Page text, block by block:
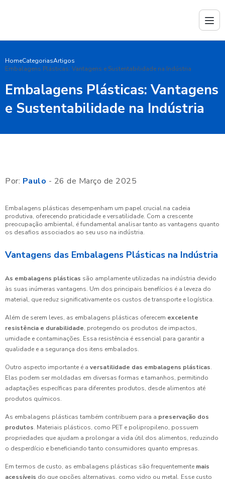
HomeCategoriasArtigos
Embalagens Plásticas: Vantagens e Sustentabilidade na Indústria
Embalagens Plásticas: Vantagens
e Sustentabilidade na Indústria
Por: Paulo - 26 de Março de 2025
Embalagens plásticas desempenham um papel crucial na cadeia
produtiva, oferecendo praticidade e versatilidade. Com a crescente
preocupação ambiental, é fundamental analisar tanto as vantagens quanto
os desafios associados ao seu uso na indústria.
Vantagens das Embalagens Plásticas na Indústria
As embalagens plásticas são amplamente utilizadas na indústria devido
às suas inúmeras vantagens. Um dos principais benefícios é a leveza do
material, que reduz significativamente os custos de transporte e logística.
Além de serem leves, as embalagens plásticas oferecem excelente
resistência e durabilidade, protegendo os produtos de impactos,
umidade e contaminações. Essa resistência é essencial para garantir a
qualidade e a segurança dos itens embalados.
Outro aspecto importante é a versatilidade das embalagens plásticas.
Elas podem ser moldadas em diversas formas e tamanhos, permitindo
adaptações específicas para diferentes produtos, desde alimentos até
produtos químicos.
As embalagens plásticas também contribuem para a preservação dos
produtos. Materiais plásticos, como PET e polipropileno, possuem
propriedades que ajudam a prolongar a vida útil dos alimentos, reduzindo
o desperdício e beneficiando tanto consumidores quanto empresas.
Em termos de custo, as embalagens plásticas são frequentemente mais
acessíveis do que opções alternativas, como vidro ou metal. Esse custo